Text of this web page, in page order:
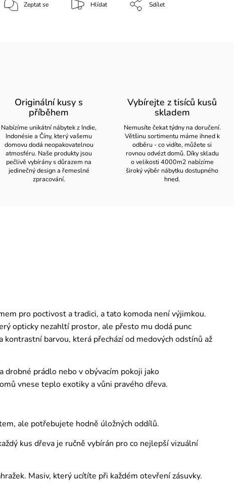
Zeptat se Hlídat Sdílet
Originální kusy s
příběhem
Nabízíme unikátní nábytek z Indie,
Indonésie a Číny, který vašemu
domovu dodá neopakovatelnou
atmosféru. Naše produkty jsou
pečlivě vybírány s důrazem na
jedinečný design a řemeslné
zpracování.
Vybírejte z tisíců kusů
skladem
Nemusíte čekat týdny na doručení.
Většinu sortimentu máme ihned k
odběru - co vidíte, můžete si
rovnou odvézt domů. Díky skladu
o velikosti 4000m2 nabízíme
široký výběr nábytku dostupného
hned.
pro poctivost a tradici, a tato komoda není výjimkou.
opticky nezahltí prostor, ale přesto mu dodá punc
barvou, která přechází od medových odstínů až
drobné prádlo nebo v obývacím pokoji jako
vnese teplo exotiky a vůni pravého dřeva.
ale potřebujete hodně úložných oddílů.
kus dřeva je ručně vybírán pro co nejlepší vizuální
Masiv, který ucítíte při každém otevření zásuvky.